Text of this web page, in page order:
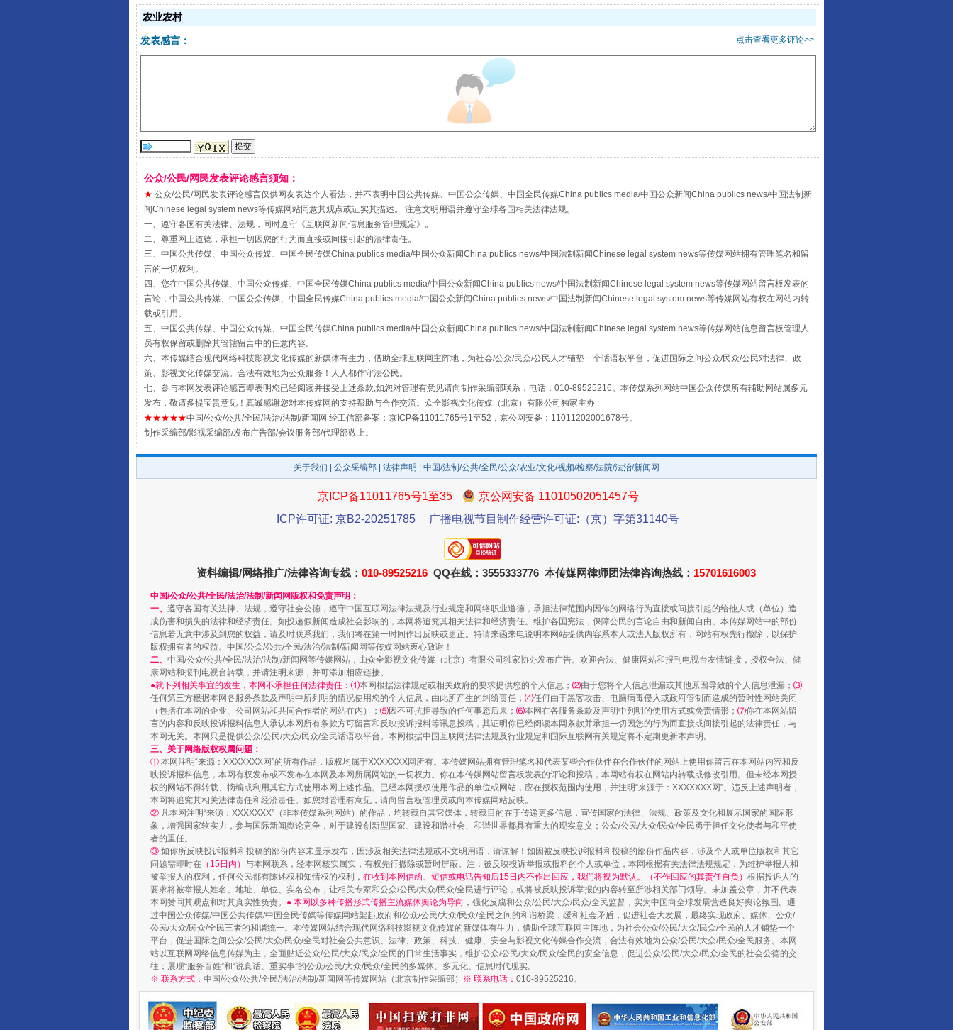
以产业富民促振兴
受贿1.44亿！段成刚被判无期 从幼儿园到大学，有这些资助 “后车司机肯定在骂我”
阿坝州三大球赛在茂县开幕 规模最大的光氢储一体化项目 走走走！国家喊你健身啦
国家大学科技园优化重塑工作 镜头丨大暑三秋近 山西：不断增强治理腐败综合效能
扯下公款旅游的“隐身衣” 如何以同查同治破解风腐交织难题 养老服务师职业资格制度暂行规定
农业农村
点击查看更多评论>>
发表感言：
公众/公民/网民发表评论感言须知：
★ 公众/公民/网民发表评论感言仅供网友表达个人看法，并不表明中国公共传媒、中国公众传媒、中国全民传媒China publics media/中国公众新闻China publics news/中国法制新
闻Chinese legal system news等传媒网站同意其观点或证实其描述。 注意文明用语并遵守全球各国相关法律法规。
一、遵守各国有关法律、法规，同时遵守《互联网新闻信息服务管理规定》。
二、尊重网上道德，承担一切因您的行为而直接或间接引起的法律责任。
三、中国公共传媒、中国公众传媒、中国全民传媒China publics media/中国公众新闻China publics news/中国法制新闻Chinese legal system news等传媒网站拥有管理笔名和留
言的一切权利。
四、您在中国公共传媒、中国公众传媒、中国全民传媒China publics media/中国公众新闻China publics news/中国法制新闻Chinese legal system news等传媒网站留言板发表的
言论，中国公共传媒、中国公众传媒、中国全民传媒China publics media/中国公众新闻China publics news/中国法制新闻Chinese legal system news等传媒网站有权在网站内转
载或引用。
五、中国公共传媒、中国公众传媒、中国全民传媒China publics media/中国公众新闻China publics news/中国法制新闻Chinese legal system news等传媒网站信息留言板管理人
员有权保留或删除其管辖留言中的任意内容。
六、本传媒结合现代网络科技影视文化传媒的新媒体有生力，借助全球互联网主阵地，为社会/公众/民众/公民人才铺垫一个话语权平台，促进国际之间公众/民众/公民对法律、政
策、影视文化传媒交流。合法有效地为公众服务！人人都作守法公民。
七、参与本网发表评论感言即表明您已经阅读并接受上述条款,如您对管理有意见请向制作采编部联系，电话：010-89525216。本传媒系列网站中国公众传媒所有辅助网站属多元
发布，敬请多提宝贵意见！真诚感谢您对本传媒网的支持帮助与合作交流。众全影视文化传媒（北京）有限公司独家主办 :
★★★★★中国/公众/公共/全民/法治/法制/新闻网 经工信部备案：京ICP备11011765号1至52，京公网安备：11011202001678号。
制作采编部/影视采编部/发布广告部/会议服务部/代理部敬上。
关于我们 公众采编部 法律声明 | 中国/法制/公共/全民/公众/农业/文化/视频/检察/法院/法治/新闻网
京ICP备11011765号1至35
京公网安备 11010502051457号
ICP许可证: 京B2-20251785
广播电视节目制作经营许可证:（京）字第31140号
资料编辑/网络推广/法律咨询专线： 010-89525216 QQ在线：3555333776 本传媒网律师团法律咨询热线： 15701616003
中国/公众/公共/全民/法治/法制/新闻网版权和免责声明：
一、 遵守各国有关法律、法规，遵守社会公德，遵守中国互联网法律法规及行业规定和网络职业道德，承担法律范围内因你的网络行为直接或间接引起的给他人或（单位）造
成伤害和损失的法律和经济责任。如投递假新闻造成社会影响的，本网将追究其相关法律和经济责任。维护各国宪法，保障公民的言论自由和新闻自由。本传媒网站中的部份
信息若无意中涉及到您的权益，请及时联系我们，我们将在第一时间作出反映或更正。特请来函来电说明本网站提供内容系本人或法人版权所有，网站有权先行撤除，以保护
版权拥有者的权益。中国/公众/公共/全民/法治/法制/新闻网等传媒网站衷心致谢！
二、 中国/公众/公共/全民/法治/法制/新闻网等传媒网站，由众全影视文化传媒（北京）有限公司独家协办发布广告。欢迎合法、健康网站和报刊电视台友情链接，授权合法、健
康网站和报刊电视台转载，并请注明来源，并可添加相应链接。
●就下列相关事宜的发生，本网不承担任何法律责任：⑴本网根据法律规定或相关政府的要求提供您的个人信息； ⑵由于您将个人信息泄漏或其他原因导致的个人信息泄漏； ⑶
任何第三方根据本网各服务条款及声明中所列明的情况使用您的个人信息，由此所产生的纠纷责任； ⑷任何由于黑客攻击、电脑病毒侵入或政府管制而造成的暂时性网站关闭
（包括在本网的企业、公司网站和共同合作者的网站在内）； ⑸因不可抗拒导致的任何事态后果； ⑹本网在各服务条款及声明中列明的使用方式或免责情形； ⑺你在本网站留
言的内容和反映投诉报料信息人承认本网所有条款方可留言和反映投诉报料等讯息投稿，其证明你已经阅读本网条款并承担一切因您的行为而直接或间接引起的法律责任，与
本网无关。本网只是提供公众/公民/大众/民众/全民话语权平台。本网根据中国互联网法律法规及行业规定和国际互联网有关规定将不定期更新本声明。
三、关于网络版权权属问题：
① 本网注明“来源：XXXXXXX网”的所有作品，版权均属于XXXXXXX网所有。本传媒网站拥有管理笔名和代表某些合作伙伴在合作伙伴的网站上使用你留言在本网站内容和反
映投诉报料信息，本网有权发布或不发布在本网及本网所属网站的一切权力。你在本传媒网站留言板发表的评论和投稿，本网站有权在网站内转载或修改引用。但未经本网授
权的网站不得转载、摘编或利用其它方式使用本网上述作品。已经本网授权使用作品的单位或网站，应在授权范围内使用，并注明“来源于：XXXXXXX网”。违反上述声明者，
本网将追究其相关法律责任和经济责任。如您对管理有意见，请向留言板管理员或向本传媒网站反映。
② 凡本网注明“来源：XXXXXXX”（非本传媒系列网站）的作品，均转载自其它媒体，转载目的在于传递更多信息，宣传国家的法律、法规、政策及文化和展示国家的国际形
象，增强国家软实力，参与国际新闻舆论竞争，对于建设创新型国家、建设和谐社会、和谐世界都具有重大的现实意义；公众/公民/大众/民众/全民勇于担任文化使者与和平使
者的重任。
③ 如你所反映投诉报料和投稿的部份内容未显示发布，因涉及相关法律法规或不文明用语，请谅解！如因被反映投诉报料和投稿的部份作品内容，涉及个人或单位版权和其它
问题需即时在 （15日内） 与本网联系，经本网核实属实，有权先行撤除或暂时屏蔽。注：被反映投诉举报或报料的个人或单位，本网根据有关法律法规规定，为维护举报人和
被举报人的权利，任何公民都有陈述权和知情权的权利， 在收到本网信函、短信或电话告知后15日内不作出回应，我们将视为默认。（不作回应的其责任自负） 根据投诉人的
要求将被举报人姓名、地址、单位、实名公布，让相关专家和公众/公民/大众/民众/全民进行评论，或将被反映投诉举报的内容转至所涉相关部门领导。未加盖公章，并不代表
本网赞同其观点和对其真实性负责。 ● 本网以多种传播形式传播主流媒体舆论为导向 ，强化反腐和公众/公民/大众/民众/全民监督，实为中国向全球发展营造良好舆论氛围。通
过中国公众传媒/中国公共传媒/中国全民传媒等传媒网站架起政府和公众/公民/大众/民众/全民之间的和谐桥梁，缓和社会矛盾，促进社会大发展，最终实现政府、媒体、公众/
公民/大众/民众/全民三者的和谐统一。本传媒网站结合现代网络科技影视文化传媒的新媒体有生力，借助全球互联网主阵地，为社会公众/公民/大众/民众/全民的人才铺垫一个
平台，促进国际之间公众/公民/大众/民众/全民对社会公共意识、法律、政策、科技、健康、安全与影视文化传媒合作交流，合法有效地为公众/公民/大众/民众/全民服务。本网
站以互联网网络信息传媒为主，全面贴近公众/公民/大众/民众/全民的日常生活事实，维护公众/公民/大众/民众/全民的安全信息，促进公众/公民/大众/民众/全民的社会公德的交
往；展现“服务百姓”和“说真话、重实事”的公众/公民/大众/民众/全民的多媒体、多元化、信息时代现实。
※ 联系方式： 中国/公众/公共/全民/法治/法制/新闻网等传媒网站（北京制作采编部） ※ 联系电话： 010-89525216。